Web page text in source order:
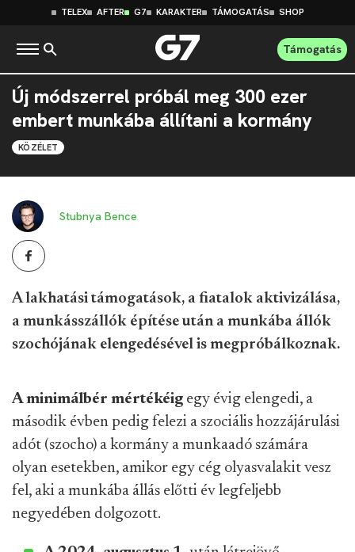
TELEX AFTER G7 KARAKTER TÁMOGATÁS SHOP
Támogatás
Új módszerrel próbál meg 300 ezer
embert munkába állítani a kormány
KÖZÉLET
Stubnya Bence
A lakhatási támogatások, a fiatalok aktivizálása,
a munkásszállók építése után a munkába állók
szochójának elengedésével is megpróbálkoznak.
A minimálbér mértékéig egy évig elengedi, a
második évben pedig felezi a szociális hozzájárulási
adót (szocho) a kormány a munkaadó számára
olyan esetekben, amikor egy cég olyasvalakit vesz
fel, aki a munkába állás előtti év legfeljebb
negyedében dolgozott.